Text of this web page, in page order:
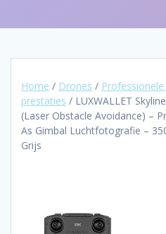
Home / Drones /
prestaties / LUXWALLET
(Laser Obstacle Avoidance) –
As Gimbal Luchtfotografie –
Grijs